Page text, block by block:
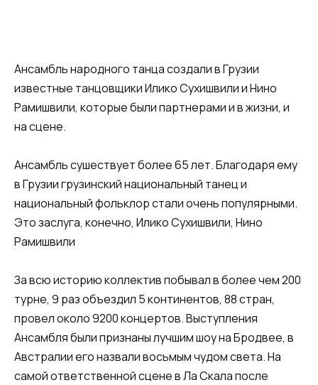
Ансамбль народного танца создали в Грузии
известные танцовщики Илико Сухишвили и Нино
Рамишвили, которые были партнерами и в жизни, и
на сцене.
Ансамбль сушествует более 65 лет. Благодаря ему
в Грузии грузинский национальный танец и
национальный фольклор стали очень популярными.
Это заслуга, конечно, Илико Сухишвили, Нино
Рамишвили
За всю историю коллектив побывал в более чем 200
турне, 9 раз объездил 5 континентов, 88 стран,
провел около 9200 концертов. Выступления
Ансамбля были признаны лучшим шоу на Бродвее, в
Австралии его назвали восьмым чудом света. На
самой ответственной сцене в Ла Скала после